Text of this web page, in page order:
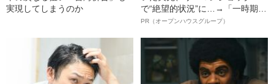
実現してしまうのか
で“絶望的状況”に…→「一時期は
納品3年待ち」のヒット商品を生
明かす、“逆転の戦術”
PR（オープンハウスグループ）